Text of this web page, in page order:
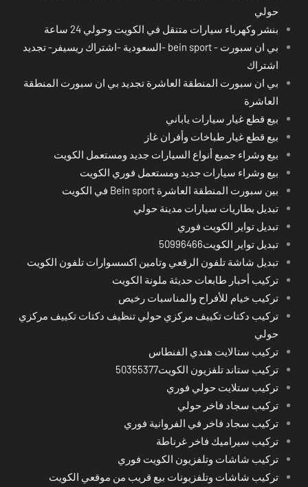
حولي
بنشر وكهرباء سيارات متنقل في الكويت وحولي 24 ساعة
بي ان سبورت - bein sport -السعودية -اشتراك ريسيفر- تجديد
اشتراك
بي ان سبورت المنطقة العاشرة تجديد بي ان سبورت المنطقة
العاشرة
بيع قطع غيار سيارات ياباني
بيع قطع غيار طباخات وأفران غاز
بيع وشراء جميع أنواع السيارات جديد ومستعمل الكويت
بيع وشراء سيارات جديد ومستعمل فوري الكويت
بين سبورت المنطقة العاشرة Bein sport في الكويت
تبديل بطاريات سيارات مدينة حولي
تبديل تواير الكويت فوري
تبديل تواير الكويت50996466
تبديل شاشة تلفون الرقعي وتامين اكسسوارات تلفون الكويت
تركيب أحبار طابعات حديثة ملونة الكويت
تركيب خيام للأفراح والمناسبات رخيص
تركيب دكتات تكييف مركزي حولي تنظيف دكتات تكييف مركزي
حولي
تركيب ستالايت هندي الفنطاس
تركيب ستاند تلفزيون الكويت50355377
تركيب ستلايت حولي فوري
تركيب سجاد فاخر حولي
تركيب سجاد فاخر في الفروانية فوري
تركيب سيراميك فاخر غرناطة
تركيب شاشات وتلفزيون الكويت فوري
تركيب شاشات وتلفزيونات بيع قريب من موقعي الكويت